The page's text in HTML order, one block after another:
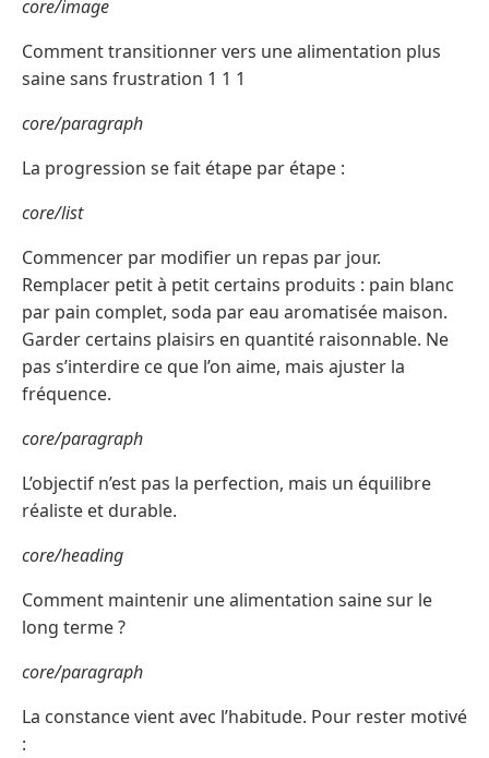
core/image
Comment transitionner vers une alimentation plus
saine sans frustration 1 1 1
core/paragraph
La progression se fait étape par étape :
core/list
Commencer par modifier un repas par jour.
Remplacer petit à petit certains produits : pain blanc
par pain complet, soda par eau aromatisée maison.
Garder certains plaisirs en quantité raisonnable. Ne
pas s’interdire ce que l’on aime, mais ajuster la
fréquence.
core/paragraph
L’objectif n’est pas la perfection, mais un équilibre
réaliste et durable.
core/heading
Comment maintenir une alimentation saine sur le
long terme ?
core/paragraph
La constance vient avec l’habitude. Pour rester motivé
: